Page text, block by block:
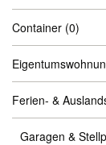
Container (0)
Ferien- &
Garagen &